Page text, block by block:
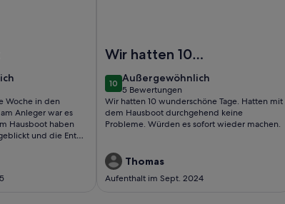
Woche in den
Anleger war es
Hausboot haben
und die Enten
offen. In 20
Wir hatten 10
wunderschöne
Tage.
1010 von 10
Außergewöhnlich
außergewöhnlich
5 Bewertungen
(5
bewertungen)
Wir hatten 10 wunderschöne Tage. Hatten mit
dem Hausboot durchgehend keine
Probleme. Würden es sofort wieder machen.
Thomas
Aufenthalt im Sept. 2024